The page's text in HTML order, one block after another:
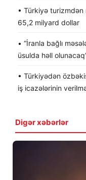
• Türkiyə
65,2 milyard dollar
• “İranla bağlı
üsulda həll
• Türkiyədən
iş icazələrinin
Digər xəbərlər